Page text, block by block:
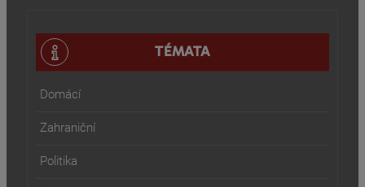
TÉMATA
Domácí
Zahraniční
Politika